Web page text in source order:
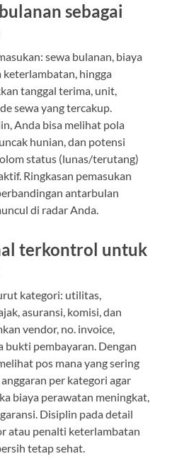
sebagai
sewa bulanan, biaya
keterlambatan, hingga
tanggal terima, unit,
sewa yang tercakup.
Anda bisa melihat pola
hunian, dan potensi
status (lunas/terutang)
Ringkasan pemasukan
antarbulan
di radar Anda.
terkontrol untuk
kategori: utilitas,
asuransi, komisi, dan
vendor, no. invoice,
bukti pembayaran. Dengan
pos mana yang sering
per kategori agar
biaya perawatan meningkat,
Disiplin pada detail
atau penalti keterlambatan
tetap sehat.